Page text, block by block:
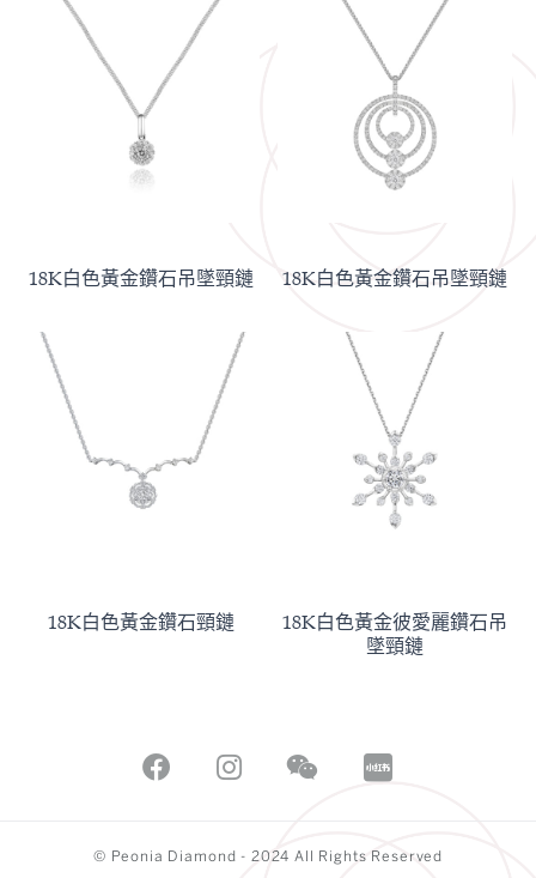
18K白色黃金鑽石吊墜頸鏈 18K白色黃金鑽石吊墜頸鏈
18K白色黃金鑽石頸鏈
18K白色黃金彼愛麗鑽石吊
墜頸鏈
© Peonia Diamond - 2024 All Rights Reserved